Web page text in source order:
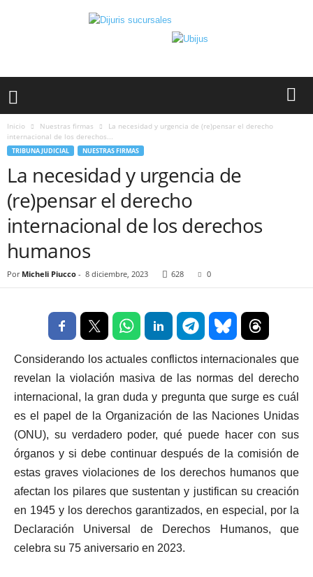
Inicio Nuestras firmas
La necesidad y urgencia de (re)pensar el derecho
internacional de los derechos...
TRIBUNA JUDICIAL NUESTRAS FIRMAS
La necesidad y urgencia de
(re)pensar el derecho
internacional de los derechos
humanos
Por Micheli Piucco - 8 diciembre, 2023 628 0
Considerando los actuales conflictos internacionales que
revelan la violación masiva de las normas del derecho
internacional, la gran duda y pregunta que surge es cuál
es el papel de la Organización de las Naciones Unidas
(ONU), su verdadero poder, qué puede hacer con sus
órganos y si debe continuar después de la comisión de
estas graves violaciones de los derechos humanos que
afectan los pilares que sustentan y justifican su creación
en 1945 y los derechos garantizados, en especial, por la
Declaración Universal de Derechos Humanos, que
celebra su 75 aniversario en 2023.